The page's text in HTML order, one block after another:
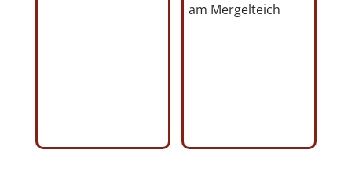
am Mergelteich